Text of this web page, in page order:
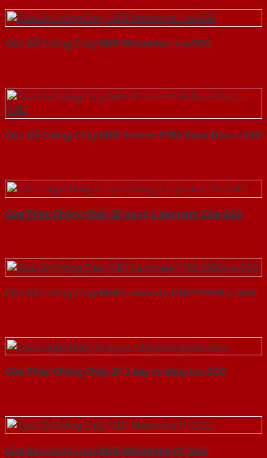
Cửa Gỗ Chống Cháy MDF Melamine 1-a-SGD
Cửa Gỗ Chống Cháy MDF Veneer P1R5 Xoan Đào-a-SGD
Cửa Thép Chống Cháy 2P dung 2 tay nam Cửa-SGD
Cửa Gỗ Chống Cháy MDF Laminate P1R2 23029-a-SGD
Cửa Thép Chống Cháy 2P 2 tay co thuy luc-SGD
Cửa Gỗ Chống Cháy MDF Melamine P1-SGD